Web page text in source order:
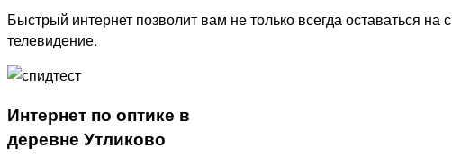
Быстрый интернет позволит вам не только всегда оставаться
телевидение.
Интернет по оптике в
деревне Утликово